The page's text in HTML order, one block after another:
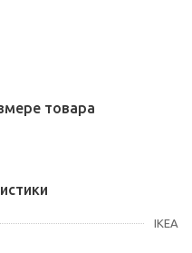
товара
IKEA